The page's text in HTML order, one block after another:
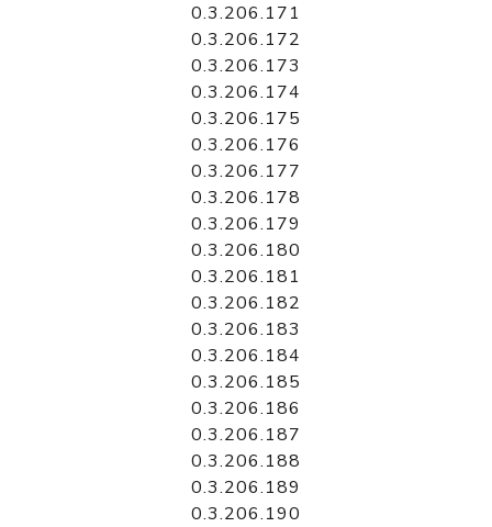
0.3.206.171
0.3.206.172
0.3.206.173
0.3.206.174
0.3.206.175
0.3.206.176
0.3.206.177
0.3.206.178
0.3.206.179
0.3.206.180
0.3.206.181
0.3.206.182
0.3.206.183
0.3.206.184
0.3.206.185
0.3.206.186
0.3.206.187
0.3.206.188
0.3.206.189
0.3.206.190